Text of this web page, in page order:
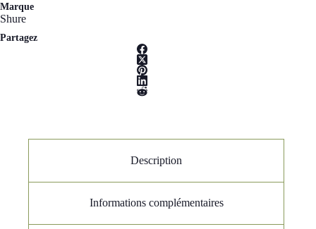
Marque
Shure
Partagez
Description
Informations complémentaires